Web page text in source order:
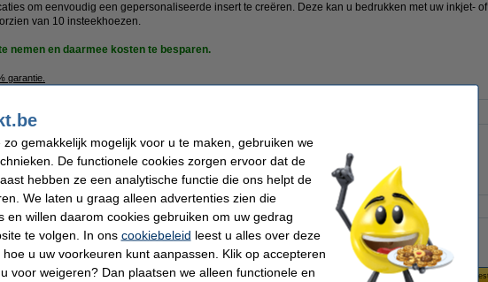
om eenvoudig een gepersonaliseerde insert te creëren. Deze kan u bedrukken met uw inkjet- of
van 10 insteekhoezen.
nemen en daarmee kosten te besparen.
garantie.
Papierformaat:
Download:
template
Ons artikelnr: 301590
500 vellen A4 - 80 g/m²
gemakkelijk mogelijk voor u te maken, gebruiken we
De functionele cookies zorgen ervoor dat de
hebben ze een analytische functie die ons helpt de
We laten u graag alleen advertenties zien die
en willen daarom cookies gebruiken om uw gedrag
te volgen. In ons cookiebeleid leest u alles over deze
u uw voorkeuren kunt aanpassen. Klik op accepteren
voor weigeren? Dan plaatsen we alleen functionele en